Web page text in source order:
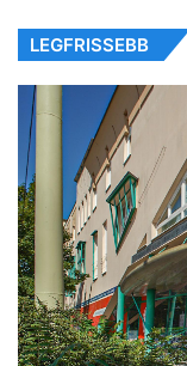
LEGFRISSEBB